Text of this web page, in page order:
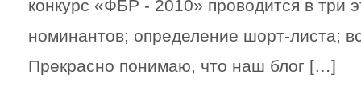
конкурс «ФБР - 2010» проводится в три
номинантов; определение шорт-листа;
Прекрасно понимаю, что наш блог […]